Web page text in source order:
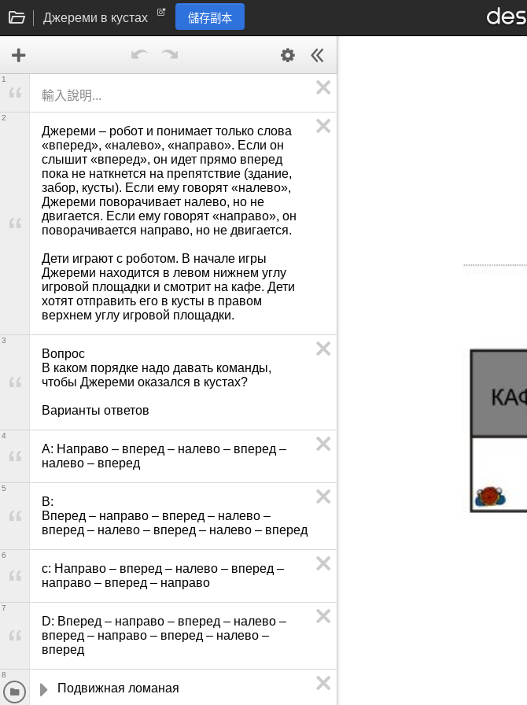
Джереми в кустах 儲存副本
1
Джереми – робот и понимает только слова
«вперед», «налево», «направо». Если он
слышит «вперед», он идет прямо вперед
пока не наткнется на препятствие (здание,
забор, кусты). Если ему говорят «налево»,
Джереми поворачивает налево, но не
двигается. Если ему говорят «направо», он
поворачивается направо, но не двигается.
Дети играют с роботом. В начале игры
Джереми находится в левом нижнем углу
игровой площадки и смотрит на кафе. Дети
хотят отправить его в кусты в правом
верхнем углу игровой площадки.
2
Вопрос
В каком порядке надо давать команды,
чтобы Джереми оказался в кустах?
Варианты ответов
3
A: Направо – вперед – налево – вперед –
налево – вперед
4
B:
Вперед – направо – вперед – налево –
вперед – налево – вперед – налево – вперед
5
c: Направо – вперед – налево – вперед –
направо – вперед – направо
6
D: Вперед – направо – вперед – налево –
вперед – направо – вперед – налево –
вперед
7
Подвижная ломаная
8